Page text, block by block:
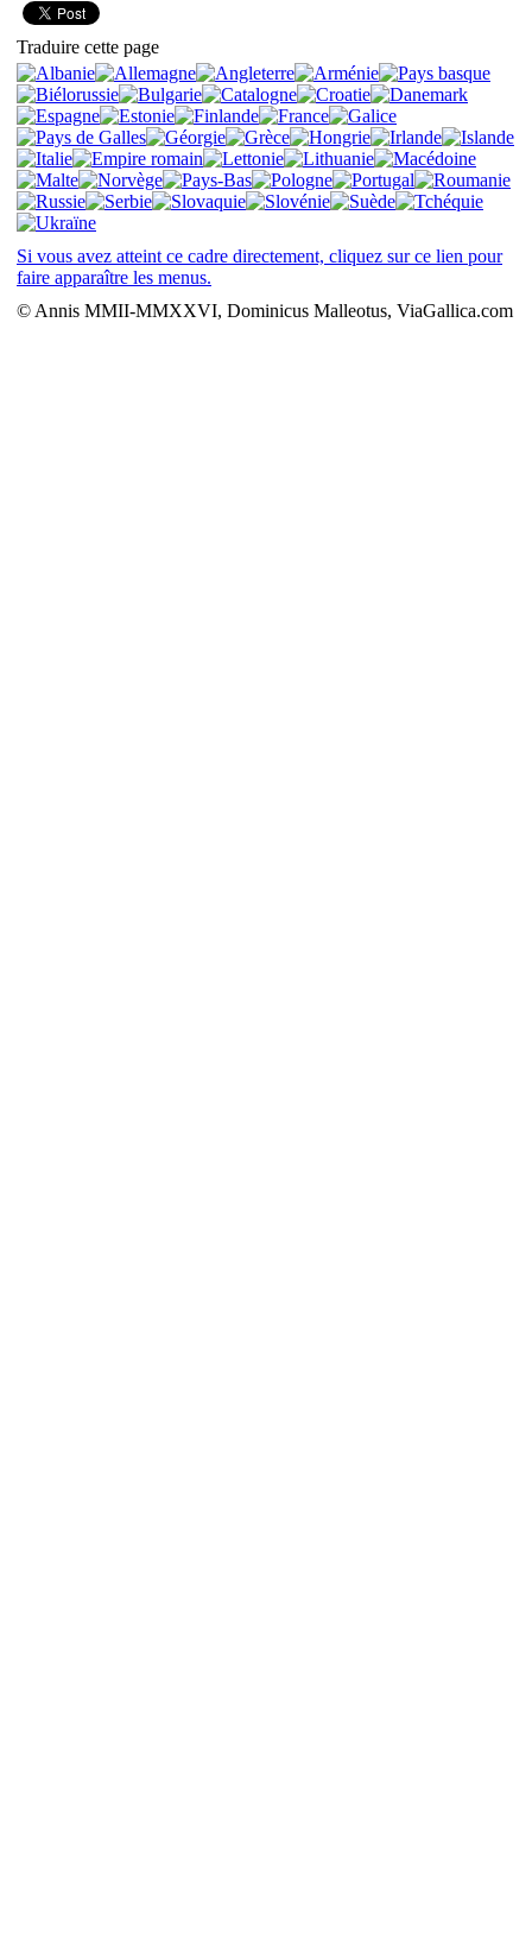
Traduire cette page
Si vous avez atteint ce cadre directement, cliquez sur ce lien pour
faire apparaître les menus.
© Annis MMII-MMXXVI, Dominicus Malleotus, ViaGallica.com